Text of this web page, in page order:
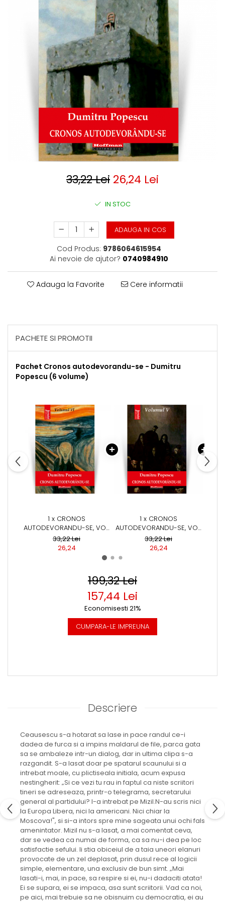
Contemporana
Non-fictiune
Publicistica / Reportaje / Interviuri
Stiinte umaniste
Sociologie si filozofie
33,22 Lei 26,24 Lei
IN STOC
ADAUGA IN COS
Cod Produs: 9786064615954
Ai nevoie de ajutor? 0740984910
Adauga la Favorite Cere informatii
PACHETE SI PROMOTII
Pachet Cronos autodevorandu-se - Dumitru
Popescu (6 volume)
1 x CRONOS
AUTODEVORANDU-SE, VOL.
6, DISPERAREA LIBERTATII -
DUMITRU POPESCU
33,22 Lei
26,24
1 x CRONOS
AUTODEVORANDU-SE, VOL.
5, REDUCTIA CELULARA -
DUMITRU POPESCU
33,22 Lei
26,24
199,32 Lei
157,44 Lei
Economisesti 21%
CUMPARA-LE IMPREUNA
Descriere
Ceausescu s-a hotarat sa lase in pace randul ce-i
dadea de furca si a impins maldarul de file, parca gata
sa se ambaleze intr-un dialog, dar in ultima clipa s-a
razgandit. S-a lasat doar pe spatarul scaunului si a
intrebat moale, cu plictiseala initiala, acum expusa
nestingherit: „Si ce vezi tu rau in faptul ca niste scriitori
tineri se adreseaza, printr-o telegrama, secretarului
general al partidului? l-a intrebat pe Mizil.N-au scris nici
la Europa Libera, nici la americani. Nici chiar la
Moscova!", si si-a intors spre mine sageata unui ochi fals
amenintator. Mizil nu s-a lasat, a mai comentat ceva,
dar se vedea ca numai de forma, ca sa nu-i dea pe loc
satisfactie sefului. Ii stia obiceiul de a taia uneori elanuri
provocate de un zel deplasat, prin dusul rece al logicii
simple, elementare, una exclusiv de bun simt. „Mai
lasati-i, mai, in pace, sa respire si ei, nu-i dadaciti atata!
Ei se supara, ei se impaca, asa sunt scriitorii. Vad ca noi,
pe aici, mai trebuie sa ne obisnuim cu democratia, ei au